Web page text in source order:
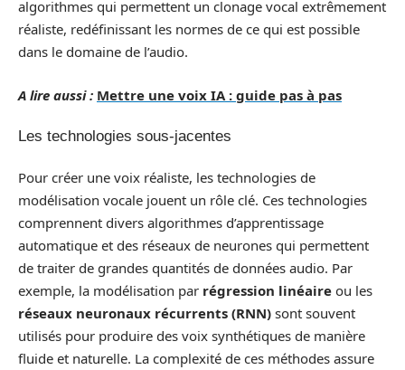
algorithmes qui permettent un clonage vocal extrêmement
réaliste, redéfinissant les normes de ce qui est possible
dans le domaine de l’audio.
A lire aussi : Mettre une voix IA : guide pas à pas
Les technologies sous-jacentes
Pour créer une voix réaliste, les technologies de
modélisation vocale jouent un rôle clé. Ces technologies
comprennent divers algorithmes d’apprentissage
automatique et des réseaux de neurones qui permettent
de traiter de grandes quantités de données audio. Par
exemple, la modélisation par régression linéaire ou les
réseaux neuronaux récurrents (RNN) sont souvent
utilisés pour produire des voix synthétiques de manière
fluide et naturelle. La complexité de ces méthodes assure